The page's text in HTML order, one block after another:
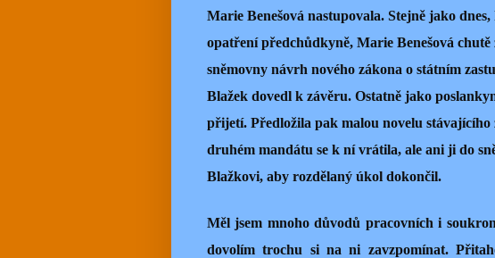
Marie Benešová nastupovala. Stejně jako
opatření předchůdkyně, Marie Benešová
sněmovny návrh nového zákona o státním
Blažek dovedl k závěru. Ostatně jako
přijetí. Předložila pak malou novelu stávajícího
druhém mandátu se k ní vrátila, ale ani ji do
Blažkovi, aby rozdělaný úkol dokončil.
Měl jsem mnoho důvodů pracovních i
dovolím trochu si na ni zavzpomínat.